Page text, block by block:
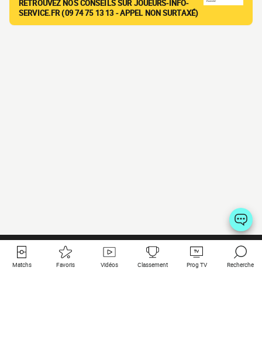
RETROUVEZ NOS CONSEILS SUR JOUEURS-INFO-
SERVICE.FR (09 74 75 13 13 - APPEL NON SURTAXÉ)
Matchs Favoris Vidéos Classement Prog TV Recherche